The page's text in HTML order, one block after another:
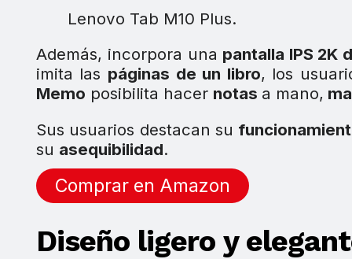
Lenovo Tab M10 Plus.
Además, incorpora una pantalla IPS 2K
imita las páginas de un libro, los
Memo posibilita hacer notas a mano,
Sus usuarios destacan su
su asequibilidad.
Comprar en Amazon
Diseño ligero y